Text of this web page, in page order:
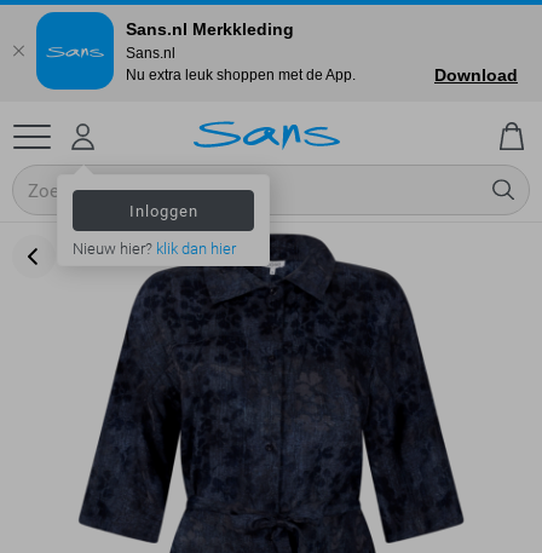
Inloggen
Nieuw hier? klik dan hier
Sans.nl Merkkleding
Sans.nl
Nu extra leuk shoppen met de App.
Download